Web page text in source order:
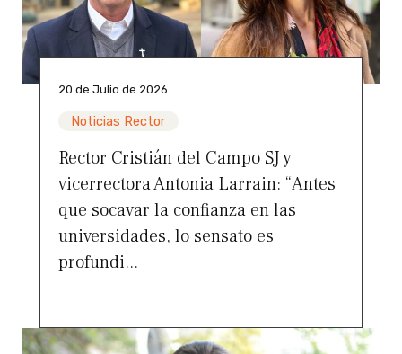
20 de Julio de 2026
Noticias Rector
Rector Cristián del Campo SJ y
vicerrectora Antonia Larrain: “Antes
que socavar la confianza en las
universidades, lo sensato es
profundi...